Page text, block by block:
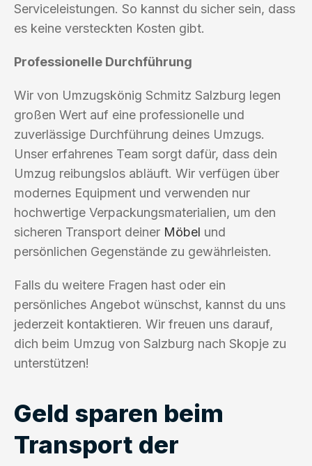
Serviceleistungen. So kannst du sicher sein, dass
es keine versteckten Kosten gibt.
Professionelle Durchführung
Wir von Umzugskönig Schmitz Salzburg legen
großen Wert auf eine professionelle und
zuverlässige Durchführung deines Umzugs.
Unser erfahrenes Team sorgt dafür, dass dein
Umzug reibungslos abläuft. Wir verfügen über
modernes Equipment und verwenden nur
hochwertige Verpackungsmaterialien, um den
sicheren Transport deiner Möbel und
persönlichen Gegenstände zu gewährleisten.
Falls du weitere Fragen hast oder ein
persönliches Angebot wünschst, kannst du uns
jederzeit kontaktieren. Wir freuen uns darauf,
dich beim Umzug von Salzburg nach Skopje zu
unterstützen!
Geld sparen beim
Transport der